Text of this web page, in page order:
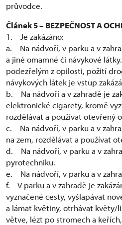
průvodce.
Článek 5 – BEZPEČNOST A
1. Je zakázáno:
a. Na nádvoří, v parku a v
a jiné omamné či návykové
podezřelým z opilosti, požití
návykových látek je vstup
b. Na nádvoří a v zahradě je
elektronické cigarety, kromě
rozdělávat a používat otevřený
c. Na nádvoří, v parku a v
na zem, rozdělávat a používat
d. Na nádvoří, v parku a v
pyrotechniku.
e. Na nádvoří, v parku a v
f. V parku a v zahradě je
vyznačené cesty, vyšlapávat
a lámat květiny, otrhávat květy/
větve, lézt po stromech a